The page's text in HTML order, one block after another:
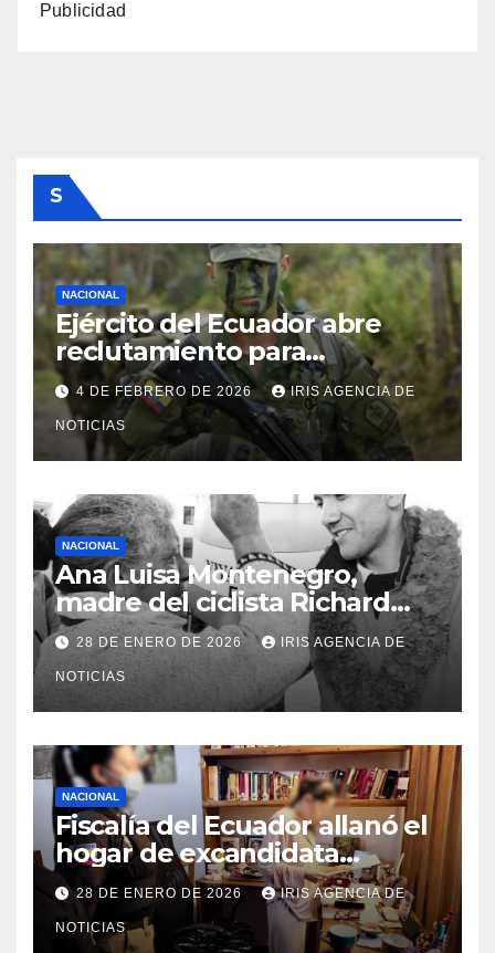
Publicidad
S
NACIONAL
Ejército del Ecuador abre
reclutamiento para
bachilleres a partir de este
viernes 6 de febrero
4 DE FEBRERO DE 2026 IRIS AGENCIA DE
NOTICIAS
NACIONAL
Ana Luisa Montenegro,
madre del ciclista Richard
Carapaz falleció en Tulcán, a
los 73 años
28 DE ENERO DE 2026 IRIS AGENCIA DE
NOTICIAS
NACIONAL
Fiscalía del Ecuador allanó el
hogar de excandidata
presidencial vinculada al caso
Caja Chica
28 DE ENERO DE 2026 IRIS AGENCIA DE
NOTICIAS